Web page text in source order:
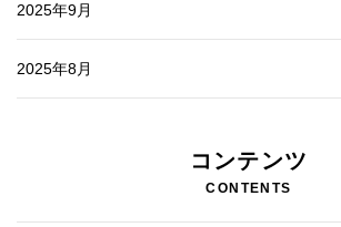
2025年9月
2025年8月
コンテンツ
CONTENTS